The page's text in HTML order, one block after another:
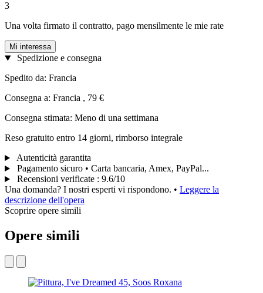
3
Una volta firmato il contratto, pago mensilmente le mie rate
Mi interessa
Spedizione e consegna
Spedito da: Francia
Consegna a: Francia , 79 €
Consegna stimata: Meno di una settimana
Reso gratuito entro 14 giorni, rimborso integrale
Autenticità garantita
Pagamento sicuro • Carta bancaria, Amex, PayPal...
Recensioni verificate : 9.6/10
Una domanda? I nostri esperti vi rispondono. • Leggere la
descrizione dell'opera
Scoprire opere simili
Opere simili